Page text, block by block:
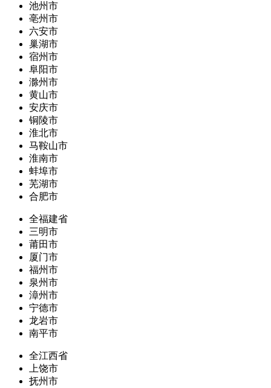
池州市
亳州市
六安市
巢湖市
宿州市
阜阳市
滁州市
黄山市
安庆市
铜陵市
淮北市
马鞍山市
淮南市
蚌埠市
芜湖市
合肥市
全福建省
三明市
莆田市
厦门市
福州市
泉州市
漳州市
宁德市
龙岩市
南平市
全江西省
上饶市
抚州市